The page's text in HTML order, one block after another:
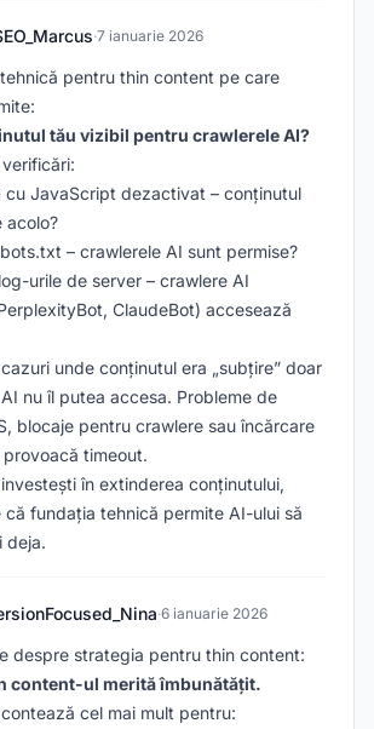
·7 ianuarie 2026
pentru thin content pe care
tău vizibil pentru crawlerele AI?
cu JavaScript dezactivat – conținutul
acolo?
– crawlerele AI sunt permise?
urile de server – crawlere AI
ClaudeBot) accesează
unde conținutul era „subțire” doar
nu îl putea accesa. Probleme de
blocaje pentru crawlere sau încărcare
timeout.
în extinderea conținutului,
că fundația tehnică permite AI-ului să
deja.
·6 ianuarie 2026
despre strategia pentru thin content:
content-ul merită îmbunătățit.
cel mai mult pentru: